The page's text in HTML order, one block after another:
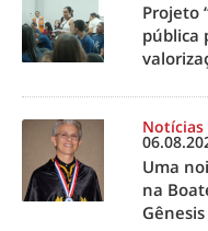
Projeto
pública
Notícias
Uma
na
Gênesis